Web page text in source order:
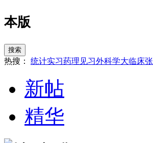
本版
搜索
热搜： 统计实习药理 见习外科学大临床张
新帖
精华